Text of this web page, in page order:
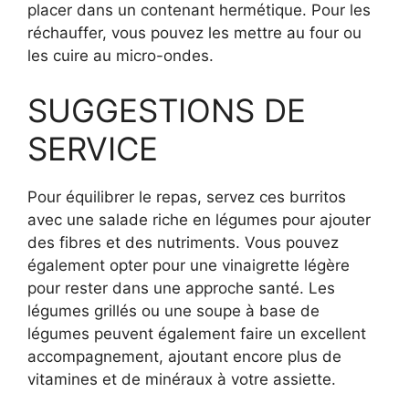
placer dans un contenant hermétique. Pour les
réchauffer, vous pouvez les mettre au four ou
les cuire au micro-ondes.
SUGGESTIONS DE
SERVICE
Pour équilibrer le repas, servez ces burritos
avec une salade riche en légumes pour ajouter
des fibres et des nutriments. Vous pouvez
également opter pour une vinaigrette légère
pour rester dans une approche santé. Les
légumes grillés ou une soupe à base de
légumes peuvent également faire un excellent
accompagnement, ajoutant encore plus de
vitamines et de minéraux à votre assiette.